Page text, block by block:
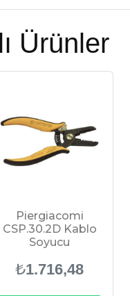
Ürünler
Piergiacomi
CSP.30.2D Kablo
Soyucu
₺1.716,48